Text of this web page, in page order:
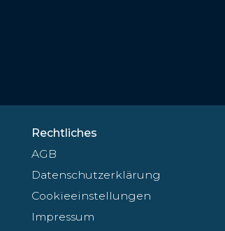
Rechtliches
AGB
Datenschutzerklärung
Cookieeinstellungen
Impressum